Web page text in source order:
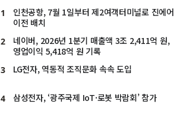
1
인천공항, 7월 1일부터 제2여객터미널로 진에어
이전 배치
2
네이버, 2026년 1분기 매출액 3조 2,411억 원,
영업이익 5,418억 원 기록
3 LG전자, 역동적 조직문화 속속 도입
4 삼성전자, ‘광주국제 IoT·로봇 박람회’ 참가